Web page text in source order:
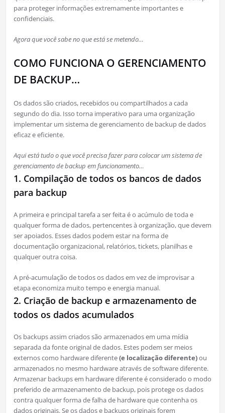
para proteger informações extremamente importantes e
confidenciais.
Agora que você sabe no que está se metendo…
COMO FUNCIONA O GERENCIAMENTO
DE BACKUP…
Os dados são criados, recebidos ou compartilhados a cada
segundo do dia. Isso torna imperativo para uma organização
implementar um sistema de gerenciamento de backup de dados
eficaz e eficiente.
Aqui está tudo o que você precisa fazer para colocar um sistema de
gerenciamento de backup em funcionamento…
1. Compilação de todos os bancos de dados
para backup
A primeira e principal tarefa a ser feita é o acúmulo de toda e
qualquer forma de dados, pertencentes à organização, que devem
ser apoiados. Esses dados podem estar na forma de
documentação organizacional, relatórios, tickets, planilhas e
qualquer outra coisa.
A pré-acumulação de todos os dados em vez de improvisar a
etapa economiza muito tempo e energia manual.
2. Criação de backup e armazenamento de
todos os dados acumulados
Os backups assim criados são armazenados em uma mídia
separada da fonte original de dados. Estes podem ser meios
externos como hardware diferente(e localização diferente)ou
armazenados no mesmo hardware através de software diferente.
Armazenar backups em hardware diferente é considerado o modo
preferido de armazenamento de backup, pois protege os dados
contra qualquer forma de falha de hardware que contenha os
dados originais. Se os dados e backups originais forem